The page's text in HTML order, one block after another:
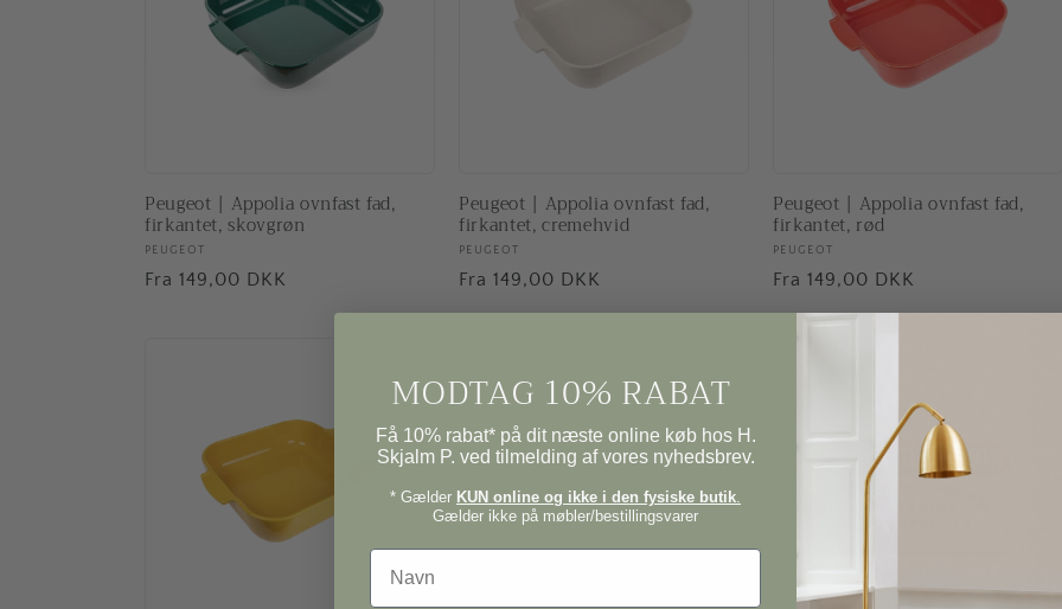
Peugeot | Appolia ovnfast fad,
firkantet, skovgrøn
Forhandler:
PEUGEOT
Normalpris
Fra 149,00 DKK
Peugeot | Appolia ovnfast fad,
firkantet, cremehvid
Forhandler:
PEUGEOT
Normalpris
Fra 149,00 DKK
Peugeot | Appolia ovnfast fad,
firkantet, rød
Forhandler:
PEUGEOT
Normalpris
Fra 149,00 DKK
MODTAG 10% RABAT
Få 10% rabat* på dit næste online køb hos H.
Skjalm P. ved tilmelding af vores nyhedsbrev.
* Gælder KUN online og ikke i den fysiske butik
Gælder ikke på møbler/bestillingsvarer
Navn